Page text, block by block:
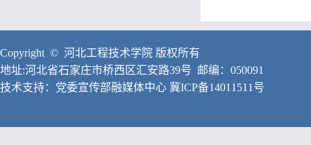
Copyright © 河北工程技术学院 版权所有
地址:河北省石家庄市桥西区汇安路39号 邮编：050091
技术支持：党委宣传部融媒体中心 冀ICP备14011511号